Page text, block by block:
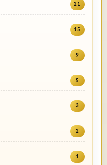
21
15
9
5
3
2
1